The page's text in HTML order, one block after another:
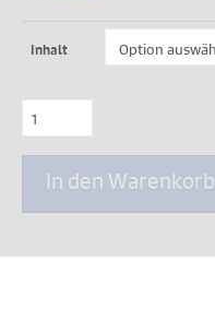
Inhalt
Gummies
für
natürliches
Sehen
(neue
Menge
In den Warenkorb